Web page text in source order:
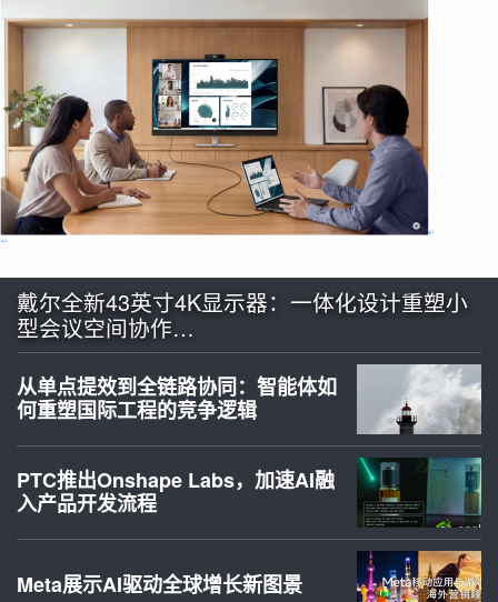
戴尔全新43英寸4K显示器：一体化设计重塑小
型会议空间协作…
从单点提效到全链路协同：智能体如
何重塑国际工程的竞争逻辑
PTC推出Onshape Labs，加速AI融
入产品开发流程
Meta展示AI驱动全球增长新图景